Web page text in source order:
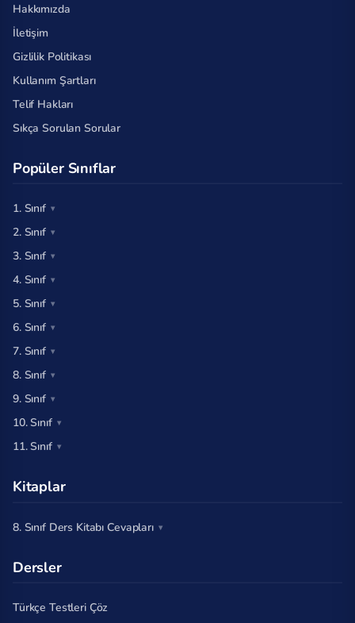
Hakkımızda
İletişim
Gizlilik Politikası
Kullanım Şartları
Telif Hakları
Sıkça Sorulan Sorular
Popüler Sınıflar
1. Sınıf
2. Sınıf
3. Sınıf
4. Sınıf
5. Sınıf
6. Sınıf
7. Sınıf
8. Sınıf
9. Sınıf
10. Sınıf
11. Sınıf
Kitaplar
8. Sınıf Ders Kitabı Cevapları
Dersler
Türkçe Testleri Çöz